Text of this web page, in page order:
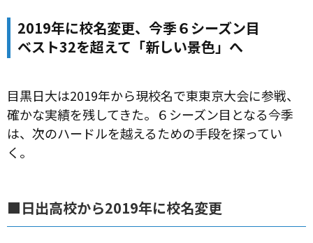
2019年に校名変更、今季６シーズン目
ベスト32を超えて「新しい景色」へ
目黒日大は2019年から現校名で東東京大会に参戦、
確かな実績を残してきた。６シーズン目となる今季
は、次のハードルを越えるための手段を探ってい
く。
■日出高校から2019年に校名変更